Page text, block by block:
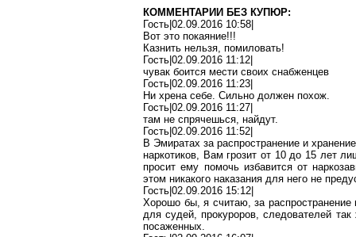
КОММЕНТАРИИ БЕЗ КУПЮР:
Гость|02.09.2016 10:58|
Вот это покаяние!!!
Казнить нельзя, помиловать!
Гость|02.09.2016 11:12|
чувак боится мести своих снабженцев
Гость|02.09.2016 11:23|
Ни хрена себе. Сильно должен похож.
Гость|02.09.2016 11:27|
там не спрячешься, найдут.
Гость|02.09.2016 11:52|
В Эмиратах за распространение и
наркотиков, Вам грозит от 10 до 15 лет
просит ему помочь избавится от
этом никакого наказания для него не
Гость|02.09.2016 15:12|
Хорошо бы, я считаю, за
для судей, прокуроров, следователей
посаженных.